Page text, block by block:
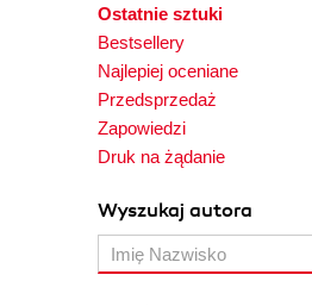
Ostatnie sztuki
Bestsellery
Najlepiej oceniane
Przedsprzedaż
Zapowiedzi
Druk na żądanie
Wyszukaj autora